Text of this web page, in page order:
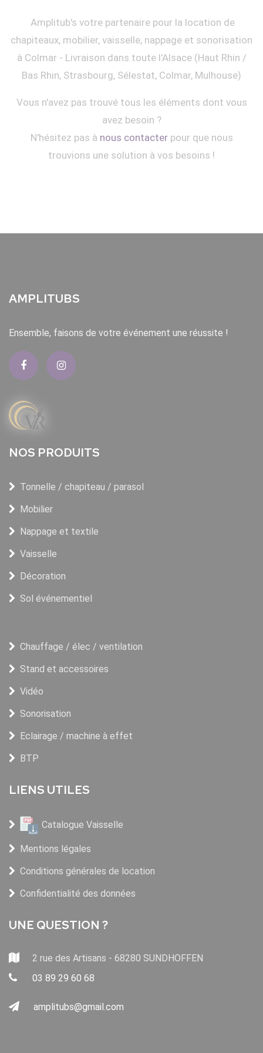
Amplitub's votre partenaire pour la location de
chapiteaux, mobilier, vaisselle, nappage et sonorisation
à Colmar - Livraison dans toute l'Alsace (Haut Rhin /
Bas Rhin, Strasbourg, Sélestat, Colmar, Mulhouse)
Vous n'avez pas trouvé tous les éléments dont vous
avez besoin ?
N'hésitez pas à nous contacterpour que nous
trouvions une solution à vos besoins !
AMPLITUBS
Ensemble, faisons de votre événement une réussite !
NOS PRODUITS
Tonnelle / chapiteau / parasol
Mobilier
Nappage et textile
Vaisselle
Décoration
Sol événementiel
Chauffage / élec / ventilation
Stand et accessoires
Vidéo
Sonorisation
Eclairage / machine à effet
BTP
LIENS UTILES
Catalogue Vaisselle
Mentions légales
Conditions générales de location
Confidentialité des données
UNE QUESTION ?
2 rue des Artisans - 68280 SUNDHOFFEN
03 89 29 60 68
amplitubs@gmail.com